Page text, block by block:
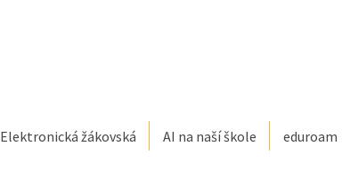
Elektronická žákovská AI na naší škole eduroam